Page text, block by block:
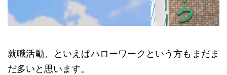
就職活動、といえばハローワークという方もまだま
だ多いと思います。